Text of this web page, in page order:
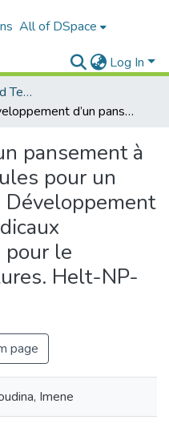
All of DSpace
Log In
Faculty of Sciences and Technology
Développement d’un pansement à base de nanoparticules pour un traitement médical. Développement de pansements médicaux nanotechnologique pour le traitement des brûlures. Helt-NP-Pomad-Med
pansement à
pour un
pour le
Helt-NP-
page
Imene